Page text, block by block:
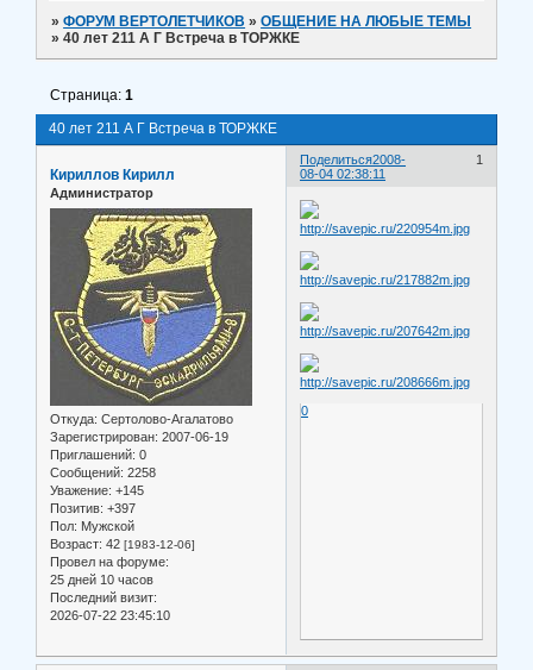
»ФОРУМ ВЕРТОЛЕТЧИКОВ »ОБЩЕНИЕ НА ЛЮБЫЕ ТЕМЫ
»40 лет 211 А Г Встреча в ТОРЖКЕ
40 лет 211 А Г Встреча в ТОРЖКЕ
Страница:1
Поделиться 1
2008-
08-04 02:38:11
Кириллов Кирилл
Администратор
Откуда: Сертолово-Агалатово
Зарегистрирован: 2007-06-19
Приглашений: 0
Сообщений: 2258
Уважение: +145
Позитив: +397
Пол: Мужской
Возраст: 42 [1983-12-06]
Провел на форуме:
25 дней 10 часов
Последний визит:
2026-07-22 23:45:10
0